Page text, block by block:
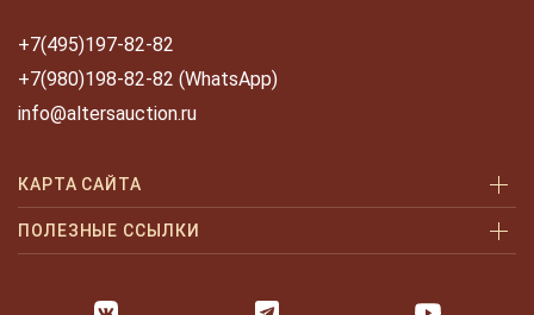
+7(495)197-82-82
+7(980)198-82-82 (WhatsApp)
info@altersauction.ru
КАРТА САЙТА
Аукционы
ПОЛЕЗНЫЕ ССЫЛКИ